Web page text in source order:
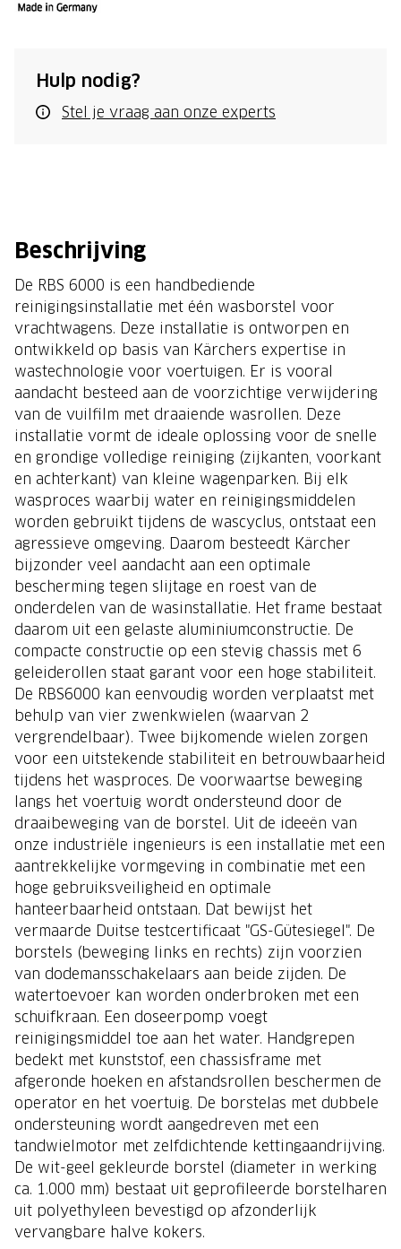
Hulp nodig?
Stel je vraag aan onze experts
Beschrijving
De RBS 6000 is een handbediende
reinigingsinstallatie met één wasborstel voor
vrachtwagens. Deze installatie is ontworpen en
ontwikkeld op basis van Kärchers expertise in
wastechnologie voor voertuigen. Er is vooral
aandacht besteed aan de voorzichtige verwijdering
van de vuilfilm met draaiende wasrollen. Deze
installatie vormt de ideale oplossing voor de snelle
en grondige volledige reiniging (zijkanten, voorkant
en achterkant) van kleine wagenparken. Bij elk
wasproces waarbij water en reinigingsmiddelen
worden gebruikt tijdens de wascyclus, ontstaat een
agressieve omgeving. Daarom besteedt Kärcher
bijzonder veel aandacht aan een optimale
bescherming tegen slijtage en roest van de
onderdelen van de wasinstallatie. Het frame bestaat
daarom uit een gelaste aluminiumconstructie. De
compacte constructie op een stevig chassis met 6
geleiderollen staat garant voor een hoge stabiliteit.
De RBS6000 kan eenvoudig worden verplaatst met
behulp van vier zwenkwielen (waarvan 2
vergrendelbaar). Twee bijkomende wielen zorgen
voor een uitstekende stabiliteit en betrouwbaarheid
tijdens het wasproces. De voorwaartse beweging
langs het voertuig wordt ondersteund door de
draaibeweging van de borstel. Uit de ideeën van
onze industriële ingenieurs is een installatie met een
aantrekkelijke vormgeving in combinatie met een
hoge gebruiksveiligheid en optimale
hanteerbaarheid ontstaan. Dat bewijst het
vermaarde Duitse testcertificaat "GS-Gütesiegel". De
borstels (beweging links en rechts) zijn voorzien
van dodemansschakelaars aan beide zijden. De
watertoevoer kan worden onderbroken met een
schuifkraan. Een doseerpomp voegt
reinigingsmiddel toe aan het water. Handgrepen
bedekt met kunststof, een chassisframe met
afgeronde hoeken en afstandsrollen beschermen de
operator en het voertuig. De borstelas met dubbele
ondersteuning wordt aangedreven met een
tandwielmotor met zelfdichtende kettingaandrijving.
De wit-geel gekleurde borstel (diameter in werking
ca. 1.000 mm) bestaat uit geprofileerde borstelharen
uit polyethyleen bevestigd op afzonderlijk
vervangbare halve kokers.